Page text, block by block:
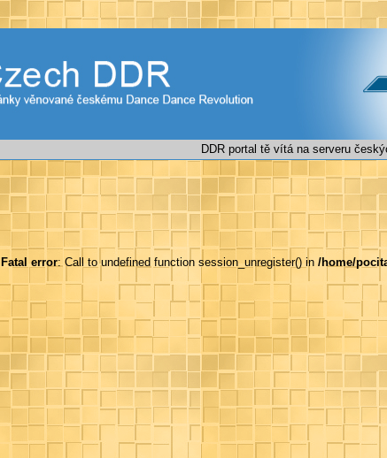
DDR portal tě vítá na serveru
Fatal error: Call to undefined function session_unregister() in/home/